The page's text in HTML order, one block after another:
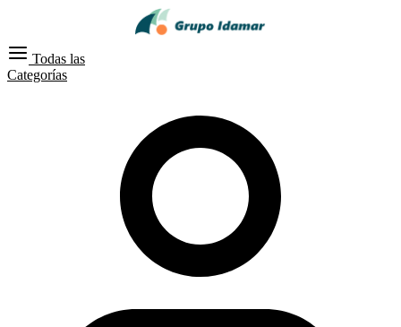
Todas las
Categorías